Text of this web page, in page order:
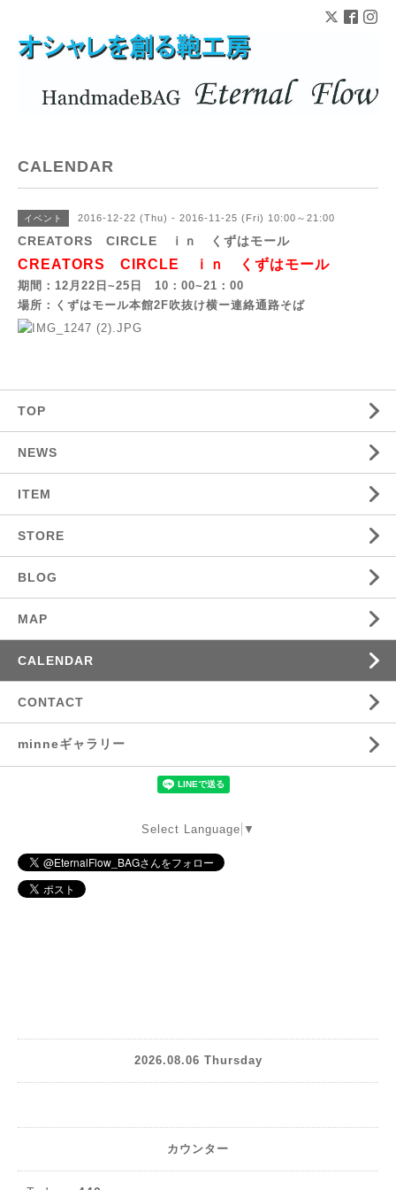
CALENDAR
イベント 2016-12-22 (Thu) - 2016-11-25 (Fri) 10:00～21:00
CREATORS CIRCLE ｉｎ くずはモール
CREATORS CIRCLE ｉｎ くずはモール
期間：12月22日~25日 10：00~21：00
場所：くずはモール本館2F吹抜け横ー連絡通路そば
TOP
NEWS
ITEM
STORE
BLOG
MAP
CALENDAR
CONTACT
minneギャラリー
Select Language ▼
2026.08.06 Thursday
カウンター